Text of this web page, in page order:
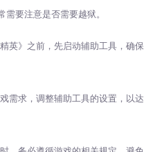
要注意是否需要越狱。
英》之前，先启动辅助工具，确保
需求，调整辅助工具的设置，以达